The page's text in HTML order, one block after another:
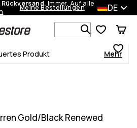
Immer. Auf alle
Meine Bestellungen DE
Produkt Mehr
Gold/Black Renewed